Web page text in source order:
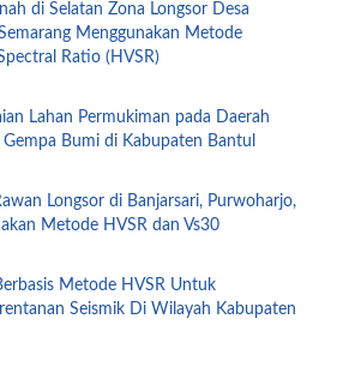
di Selatan Zona Longsor Desa
Menggunakan Metode
Ratio (HVSR)
Lahan Permukiman pada Daerah
Gempa Bumi di Kabupaten Bantul
Longsor di Banjarsari, Purwoharjo,
Metode HVSR dan Vs30
Metode HVSR Untuk
Seismik Di Wilayah Kabupaten